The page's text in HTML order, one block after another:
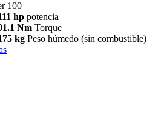
100
hp potencia
Nm Torque
kg Peso húmedo (sin combustible)